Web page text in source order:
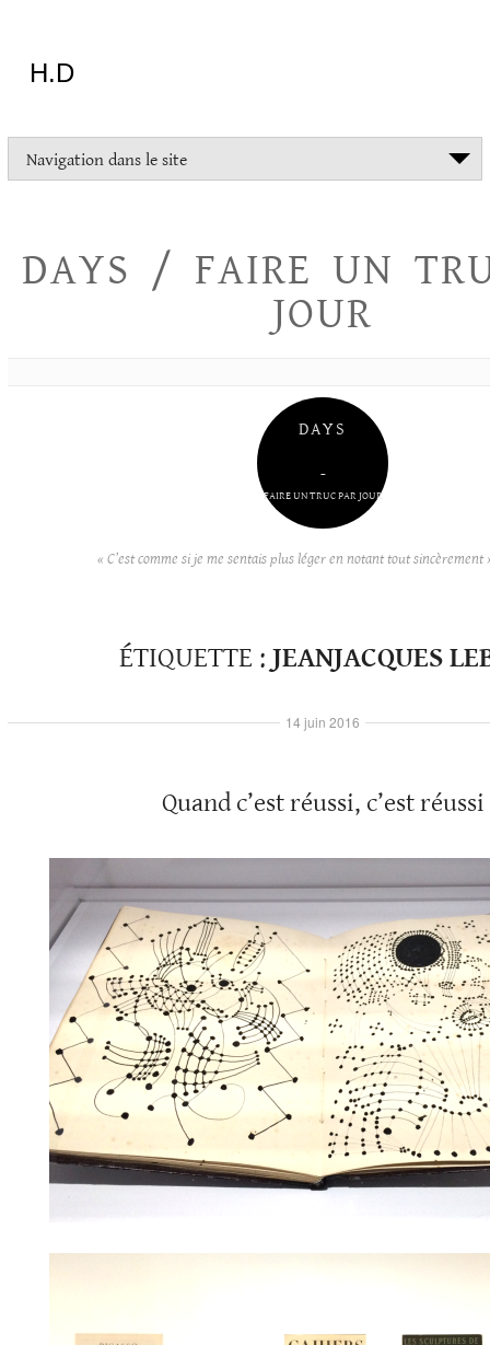
H.D
tout
essayer
Navigation dans le site
DAYS / FAIRE UN
JOUR
DAYS
–
FAIRE UN TRUC PAR JOUR
« C’est comme si je me sentais plus léger en notant tout sincèrement
ÉTIQUETTE : JEANJACQUES
Quand c’est réussi, c’est réussi
14 juin 2016